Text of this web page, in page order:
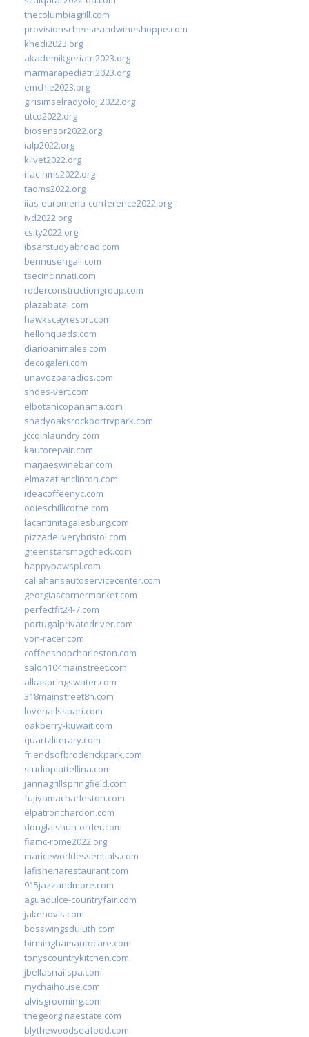
thecolumbiagrill.com
provisionscheeseandwineshoppe.com
khedi2023.org
akademikgeriatri2023.org
marmarapediatri2023.org
emchie2023.org
girisimselradyoloji2022.org
utcd2022.org
biosensor2022.org
ialp2022.org
klivet2022.org
ifac-hms2022.org
taoms2022.org
iias-euromena-conference2022.org
ivd2022.org
csity2022.org
ibsarstudyabroad.com
bennusehgall.com
tsecincinnati.com
roderconstructiongroup.com
plazabatai.com
hawkscayresort.com
hellonquads.com
diarioanimales.com
decogaleri.com
unavozparadios.com
shoes-vert.com
elbotanicopanama.com
shadyoaksrockportrvpark.com
jccoinlaundry.com
kautorepair.com
marjaeswinebar.com
elmazatlanclinton.com
ideacoffeenyc.com
odieschillicothe.com
lacantinitagalesburg.com
pizzadeliverybristol.com
greenstarsmogcheck.com
happypawspl.com
callahansautoservicecenter.com
georgiascornermarket.com
perfectfit24-7.com
portugalprivatedriver.com
von-racer.com
coffeeshopcharleston.com
salon104mainstreet.com
alkaspringswater.com
318mainstreet8h.com
lovenailsspari.com
oakberry-kuwait.com
quartzliterary.com
friendsofbroderickpark.com
studiopiattellina.com
jannagrillspringfield.com
fujiyamacharleston.com
elpatronchardon.com
donglaishun-order.com
fiamc-rome2022.org
mariceworldessentials.com
lafisheriarestaurant.com
915jazzandmore.com
aguadulce-countryfair.com
jakehovis.com
bosswingsduluth.com
birminghamautocare.com
tonyscountrykitchen.com
jbellasnailspa.com
mychaihouse.com
alvisgrooming.com
thegeorginaestate.com
blythewoodseafood.com